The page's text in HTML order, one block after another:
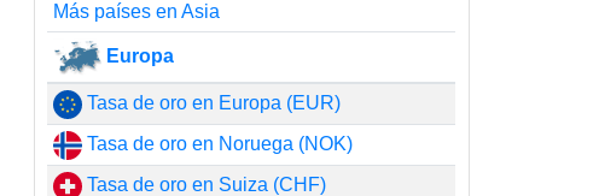
Más países en Asia
Europa
Tasa de oro en Europa (EUR)
Tasa de oro en Noruega (NOK)
Tasa de oro en Suiza (CHF)